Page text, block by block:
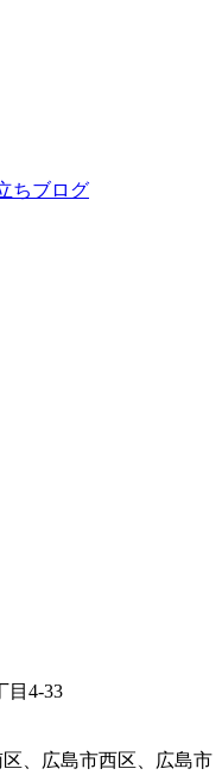
ちブログ
4‐33
、広島市西区、広島市